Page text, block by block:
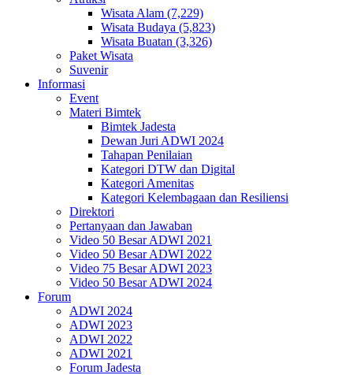
Wisata Alam (7,229)
Wisata Budaya (5,823)
Wisata Buatan (3,326)
Paket Wisata
Suvenir
Informasi
Event
Materi Bimtek
Bimtek Jadesta
Dewan Juri ADWI 2024
Tahapan Penilaian
Kategori DTW dan Digital
Kategori Amenitas
Kategori Kelembagaan dan Resiliensi
Direktori
Pertanyaan dan Jawaban
Video 50 Besar ADWI 2021
Video 50 Besar ADWI 2022
Video 75 Besar ADWI 2023
Video 50 Besar ADWI 2024
Forum
ADWI 2024
ADWI 2023
ADWI 2022
ADWI 2021
Forum Jadesta